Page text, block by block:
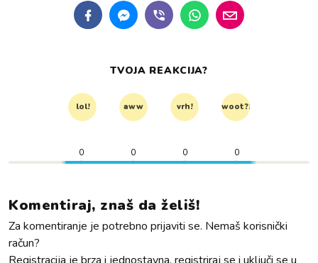
TVOJA REAKCIJA?
lol! aww vrh! woot?!
0 0 0 0
Komentiraj, znaš da želiš!
Za komentiranje je potrebno prijaviti se. Nemaš korisnički
račun?
Registracija je brza i jednostavna, registriraj se i uključi se u